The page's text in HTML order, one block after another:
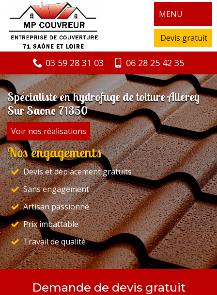
MENU
Devis gratuit
03 59 28 31 03 06 28 25 42 35
Spécialiste en hydrofuge de toiture Allerey
Sur Saone 71350
Voir nos réalisations
Nos engagements
Devis et déplacement gratuits
Sans engagement
Artisan passionné
Prix imbattable
Travail de qualité
Demande de devis gratuit